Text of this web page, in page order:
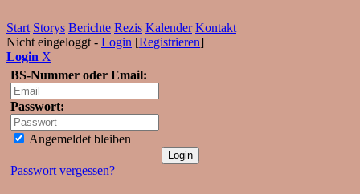
Start Storys Berichte Rezis Kalender Kontakt
Nicht eingeloggt - Login [Registrieren]
Login X
BS-Nummer oder Email:
Passwort:
Angemeldet bleiben
Passwort vergessen?